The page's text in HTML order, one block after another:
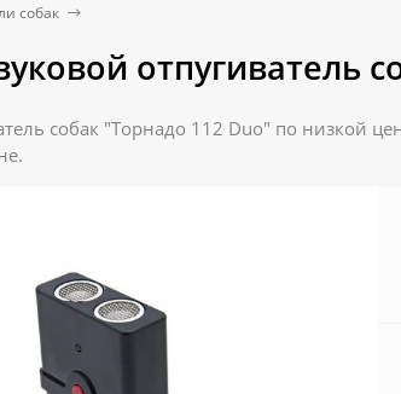
собак
отпугиватель
собак "Торнадо 112 Duo" по низкой